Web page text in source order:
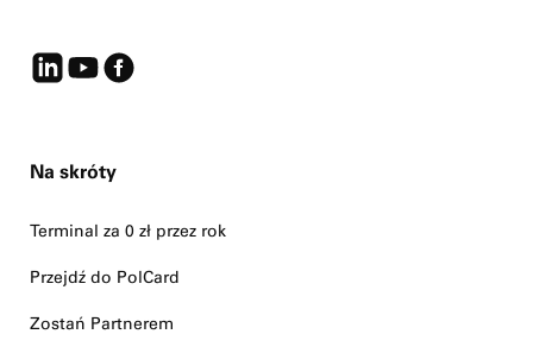
Na skróty
Terminal za 0 zł przez rok
Przejdź do PolCard
Zostań Partnerem